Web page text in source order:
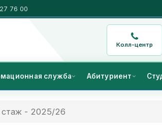
76 00
Колл-центр
служба Абитуриент
- 2025/26